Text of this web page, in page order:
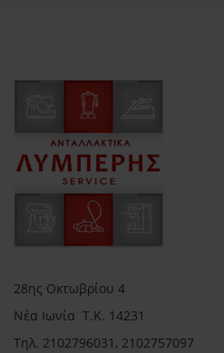
28ης Οκτωβρίου 4
Νέα Ιωνία Τ.Κ. 14231
Τηλ. 2102796031, 2102757097